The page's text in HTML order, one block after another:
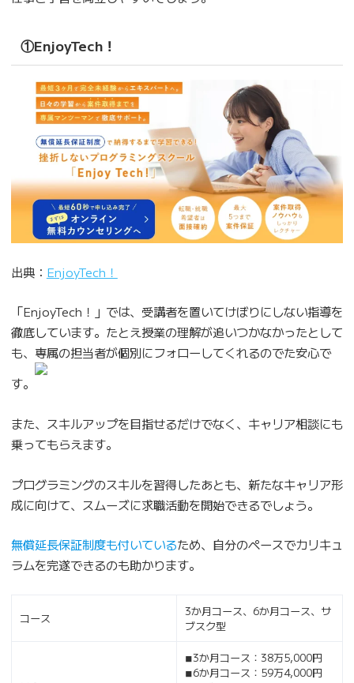
①EnjoyTech！
出典： EnjoyTech！
「EnjoyTech！」では、受講者を置いてけぼりにしない指導を
徹底しています。たとえ授業の理解が追いつかなかったとして
も、専属の担当者が個別にフォローしてくれるのでた安心で
す。
また、スキルアップを目指せるだけでなく、キャリア相談にも
乗ってもらえます。
プログラミングのスキルを習得したあとも、新たなキャリア形
成に向けて、スムーズに求職活動を開始できるでしょう。
無償延長保証制度も付いているため、自分のペースでカリキュ
ラムを完遂できるのも助かります。
コース
3か月コース、6か月コース、サ
ブスク型
◾︎3か月コース：38万5,000円
◾︎6か月コース：59万4,000円